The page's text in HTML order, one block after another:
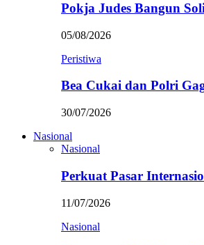
Pokja Judes Bangun
05/08/2026
Peristiwa
Bea Cukai dan Polri
30/07/2026
Nasional
Nasional
Perkuat Pasar
11/07/2026
Nasional